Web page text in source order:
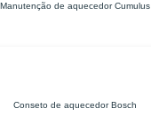
Manutenção de aquecedor Cumulus
Conseto de aquecedor Bosch